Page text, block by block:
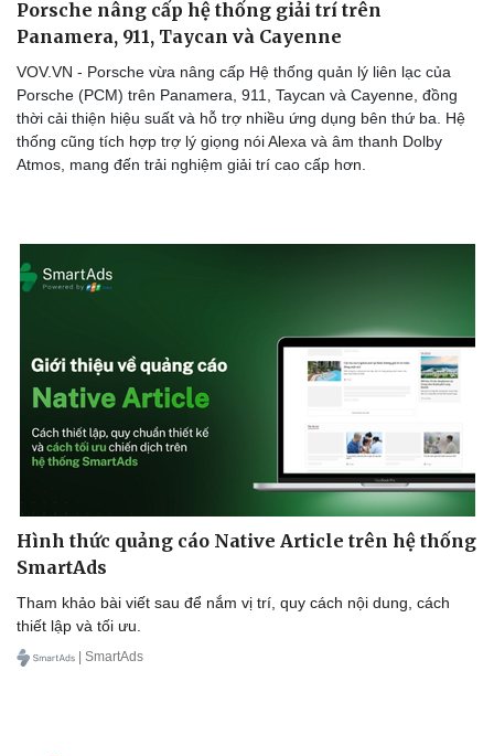
Doanh nghiệp
Thông tin doanh nghiệp
Doanh nghiệp 24h
Công nghệ
Sành điệu
Tin Công nghệ
Porsche nâng cấp hệ thống giải trí trên
Panamera, 911, Taycan và Cayenne
VOV.VN - Porsche vừa nâng cấp Hệ thống quản lý liên lạc của
Porsche (PCM) trên Panamera, 911, Taycan và Cayenne, đồng
thời cải thiện hiệu suất và hỗ trợ nhiều ứng dụng bên thứ ba. Hệ
thống cũng tích hợp trợ lý giọng nói Alexa và âm thanh Dolby
Atmos, mang đến trải nghiệm giải trí cao cấp hơn.
Hình thức quảng cáo Native Article trên hệ thống
SmartAds
Tham khảo bài viết sau để nắm vị trí, quy cách nội dung, cách
thiết lập và tối ưu.
| SmartAds